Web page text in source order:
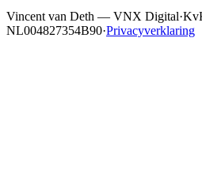
Vincent van Deth — VNX Digital·
NL004827354B90·Privacyverklaring